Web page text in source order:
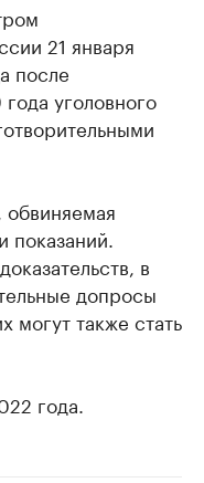
21 января
после
уголовного
показаний.
в
допросы
могут также стать
года.